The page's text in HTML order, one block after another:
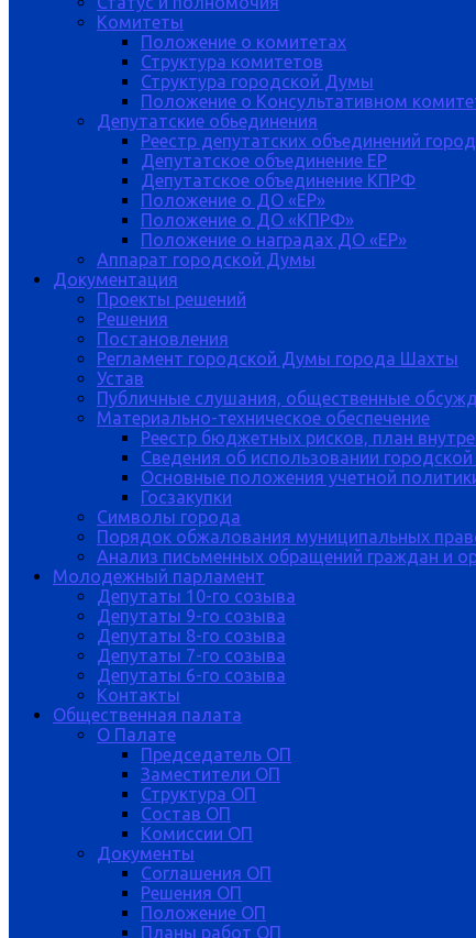
Комитеты
Положение о комитетах
Структура комитетов
Структура городской Думы
Положение о Консультативном
Депутатские обьединения
Реестр депутатских объединений
Депутатское объединение ЕР
Депутатское объединение КПРФ
Положение о ДО «ЕР»
Положение о ДО «КПРФ»
Положение о наградах ДО «ЕР»
Аппарат городской Думы
Документация
Проекты решений
Решения
Постановления
Регламент городской Думы города Шахты
Устав
Публичные слушания, общественные
Материально-техническое обеспечение
Реестр бюджетных рисков, план
Сведения об использовании
Основные положения учетной
Госзакупки
Символы города
Порядок обжалования муниципальных
Анализ письменных обращений граждан и
Молодежный парламент
Депутаты 10-го созыва
Депутаты 9-го созыва
Депутаты 8-го созыва
Депутаты 7-го созыва
Депутаты 6-го созыва
Контакты
Общественная палата
О Палате
Председатель ОП
Заместители ОП
Структура ОП
Состав ОП
Комиссии ОП
Документы
Соглашения ОП
Решения ОП
Положение ОП
Планы работ ОП